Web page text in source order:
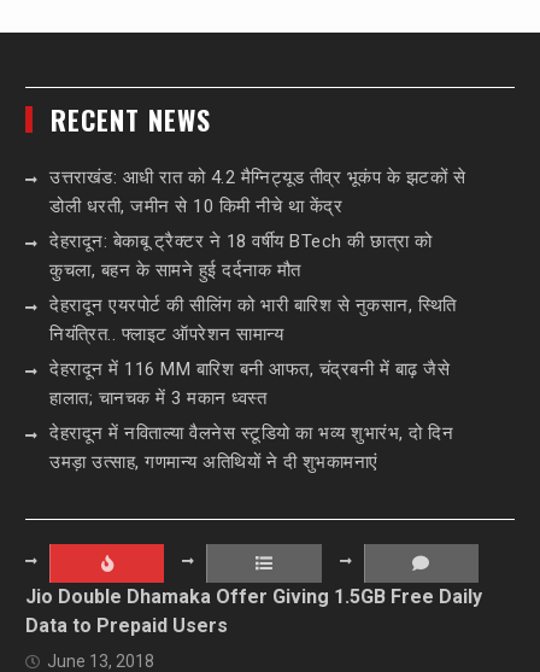
RECENT NEWS
उत्तराखंड: आधी रात को 4.2 मैग्निट्यूड तीव्र भूकंप के झटकों से
डोली धरती, जमीन से 10 किमी नीचे था केंद्र
देहरादून: बेकाबू ट्रैक्टर ने 18 वर्षीय BTech की छात्रा को
कुचला, बहन के सामने हुई दर्दनाक मौत
देहरादून एयरपोर्ट की सीलिंग को भारी बारिश से नुकसान, स्थिति
नियंत्रित.. फ्लाइट ऑपरेशन सामान्य
देहरादून में 116 MM बारिश बनी आफत, चंद्रबनी में बाढ़ जैसे
हालात; चानचक में 3 मकान ध्वस्त
देहरादून में नविताल्या वैलनेस स्टूडियो का भव्य शुभारंभ, दो दिन
उमड़ा उत्साह, गणमान्य अतिथियों ने दी शुभकामनाएं
Jio Double Dhamaka Offer Giving 1.5GB Free Daily
Data to Prepaid Users
June 13, 2018